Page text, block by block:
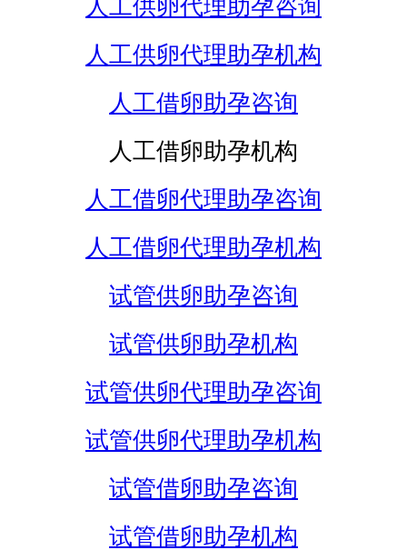
人工供卵代理助孕咨询
人工供卵代理助孕机构
人工借卵助孕咨询
人工借卵助孕机构
人工借卵代理助孕咨询
人工借卵代理助孕机构
试管供卵助孕咨询
试管供卵助孕机构
试管供卵代理助孕咨询
试管供卵代理助孕机构
试管借卵助孕咨询
试管借卵助孕机构